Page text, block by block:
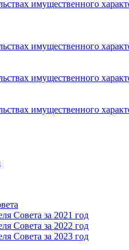
имущественного
имущественного
имущественного
имущественного
Cовета за 2021 год
Cовета за 2022 год
Cовета за 2023 год